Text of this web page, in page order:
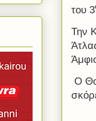
του 3
Την
Ο